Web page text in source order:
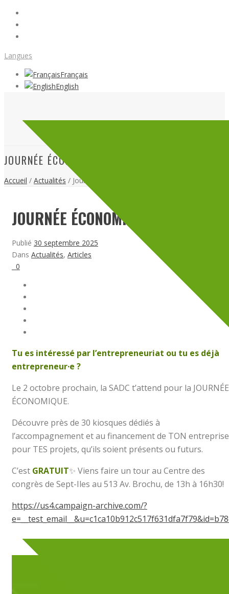
Langues
Français
English
JOURNÉE ÉCONOMIQUE SEPT-ÎLES
Accueil / Actualités / Journée économique Sept-Îles
JOURNÉE ÉCONOMIQUE SEPT-ÎLES
Publié 30 septembre 2025
Dans Actualités, Articles
0
Tu es intéressé par l’entrepreneuriat ou tu es déjà
entrepreneur·e ?
Le 2 octobre prochain, la SADC t’attend pour la JOURNÉE
ÉCONOMIQUE.
Découvre près de 30 kiosques dédiés à
l’accompagnement et au financement de TON
pour TES projets, qu’ils soient présents ou futurs.
C’est GRATUIT✨ Viens faire un tour au Centre des
congrès de Sept-Iles au 513 Av. Brochu, de 13h à 16h30!
https://us4.campaign-archive.com/?